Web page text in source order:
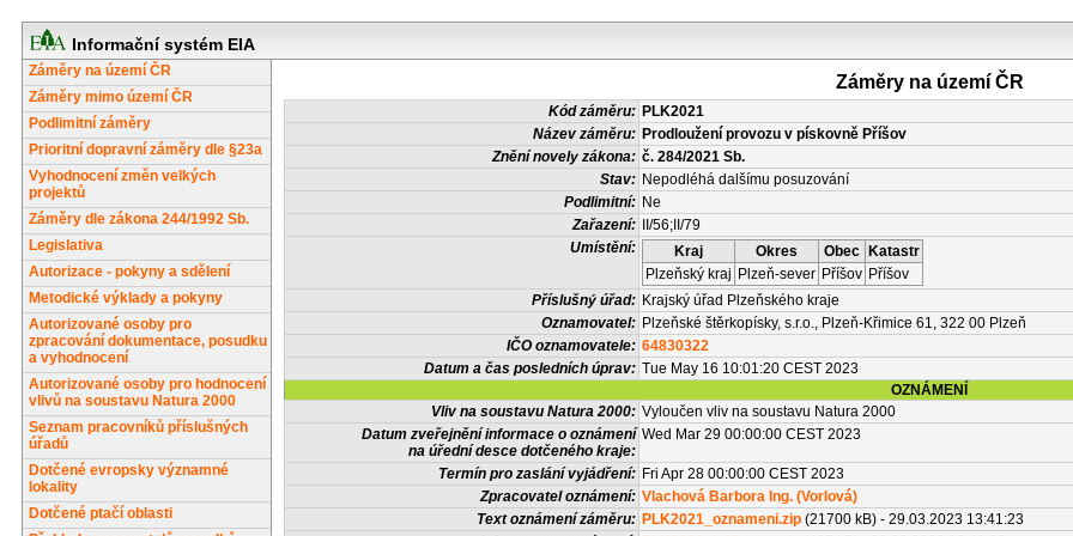
Informační systém EIA
Záměry na území ČR
Záměry mimo území ČR
Podlimitní záměry
Prioritní dopravní záměry dle §23a
Vyhodnocení změn velkých
projektů
Záměry dle zákona 244/1992 Sb.
Legislativa
Autorizace - pokyny a sdělení
Metodické výklady a pokyny
Autorizované osoby pro
zpracování dokumentace, posudku
a vyhodnocení
Autorizované osoby pro hodnocení
vlivů na soustavu Natura 2000
Seznam pracovníků příslušných
úřadů
Dotčené evropsky významné
lokality
Dotčené ptačí oblasti
Záměry na území ČR
Kód záměru: PLK2021
Název záměru: Prodloužení provozu v pískovně Příšov
Znění novely zákona: č. 284/2021 Sb.
Stav: Nepodléhá dalšímu posuzování
Podlimitní: Ne
Zařazení:
II/56;II/79
Umístění:
Kraj Okres Obec
Katastr
Plzeňský kraj Plzeň-sever Příšov Příšov
Příslušný úřad: Krajský úřad Plzeňského kraje
Oznamovatel: Plzeňské štěrkopísky, s.r.o., Plzeň-Křimice 61, 322 00 Plzeň
IČO oznamovatele: 64830322
Datum a čas posledních úprav: Tue May 16 10:01:20 CEST 2023
OZNÁMENÍ
Vliv na soustavu Natura 2000: Vyloučen vliv na soustavu Natura 2000
Datum zveřejnění informace o oznámení
na úřední desce dotčeného kraje:
Wed Mar 29 00:00:00 CEST 2023
Termín pro zaslání vyjádření: Fri Apr 28 00:00:00 CEST 2023
Zpracovatel oznámení: Vlachová Barbora Ing. (Vorlová)
Text oznámení záměru: PLK2021_oznameni.zip (21700 kB) - 29.03.2023 13:41:23